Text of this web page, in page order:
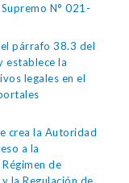
N° 021-
párrafo 38.3 del
establece la
legales en el
crea la Autoridad
a la
de